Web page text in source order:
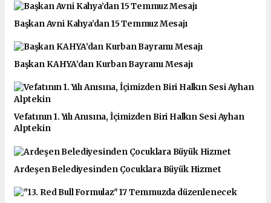
Başkan Avni Kahya’dan 15 Temmuz Mesajı
Başkan KAHYA’dan Kurban Bayramı Mesajı
Vefatının 1. Yılı Anısına, İçimizden Biri Halkın Sesi Ayhan
Alptekin
Ardeşen Belediyesinden Çocuklara Büyük Hizmet